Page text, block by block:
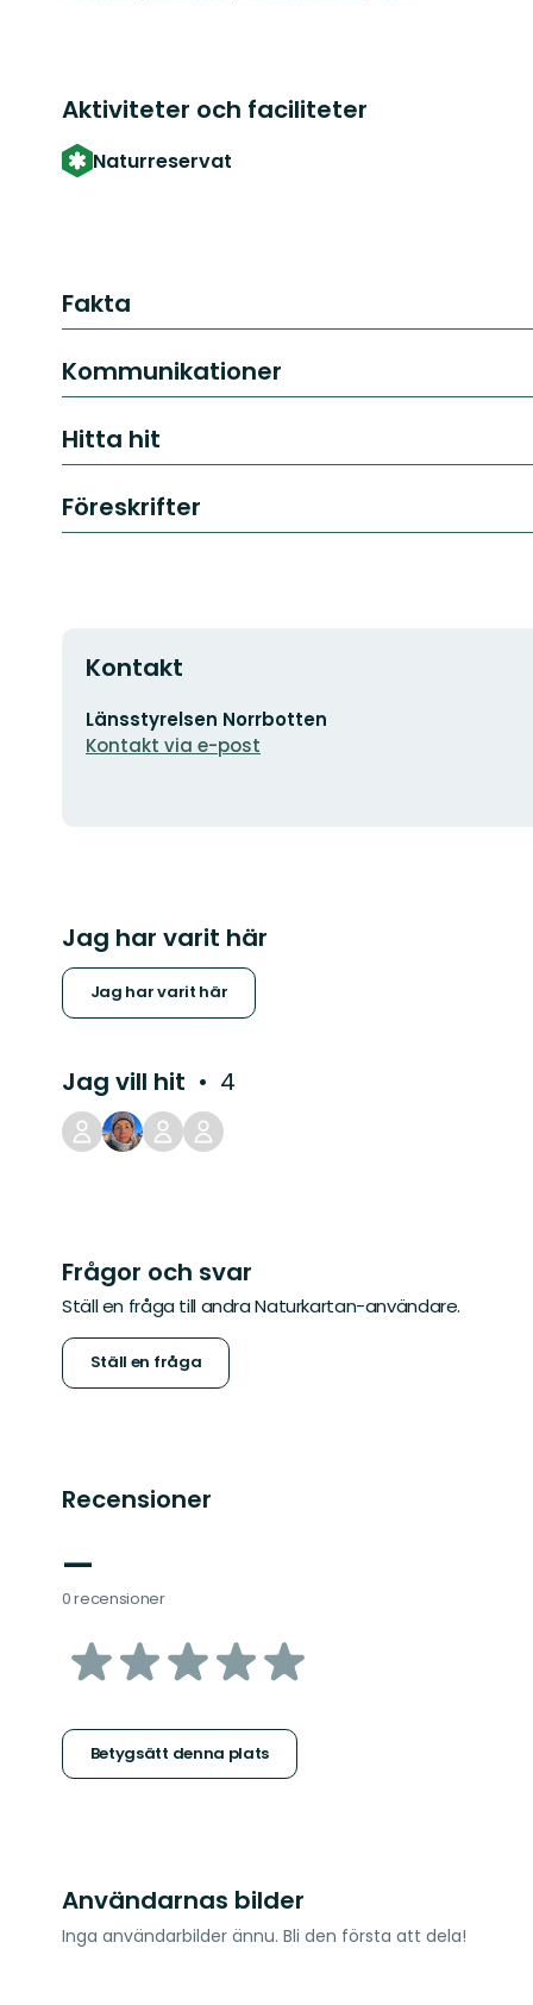
Aktiviteter och faciliteter
Naturreservat
Fakta
Kommunikationer
Hitta hit
Föreskrifter
Kontakt
E-
postadress
Länsstyrelsen Norrbotten
Kontakt via e-post
Jag har varit här
Jag har varit här
Jag vill hit 4
Frågor och svar
Ställ en fråga till andra Naturkartan-användare.
Ställ en fråga
Recensioner
—
0 recensioner
av
stjärnor
Betygsätt denna plats
Användarnas bilder
Inga användarbilder ännu. Bli den första att dela!